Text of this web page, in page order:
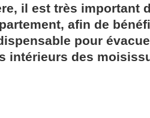
il est très important
afin de
pour
intérieurs des